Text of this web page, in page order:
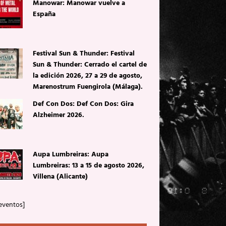
Manowar: Manowar vuelve a
España
Festival Sun & Thunder: Festival
Sun & Thunder: Cerrado el cartel de
la edición 2026, 27 a 29 de agosto,
Marenostrum Fuengirola (Málaga).
Def Con Dos: Def Con Dos: Gira
Alzheimer 2026.
Aupa Lumbreiras: Aupa
Lumbreiras: 13 a 15 de agosto 2026,
Villena (Alicante)